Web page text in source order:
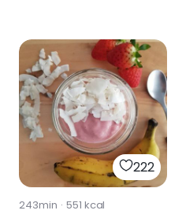
222
243min · 551 kcal